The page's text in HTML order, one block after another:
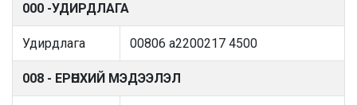
000 -УДИРДЛАГА
Удирдлага 00806 a2200217 4500
008 - ЕРӨНХИЙ МЭДЭЭЛЭЛ